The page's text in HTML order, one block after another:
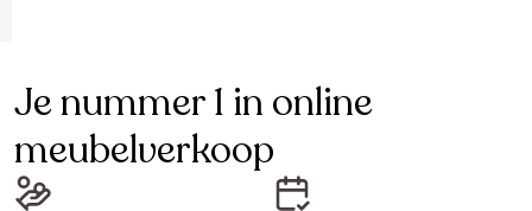
Je nummer 1 in online
meubelverkoop